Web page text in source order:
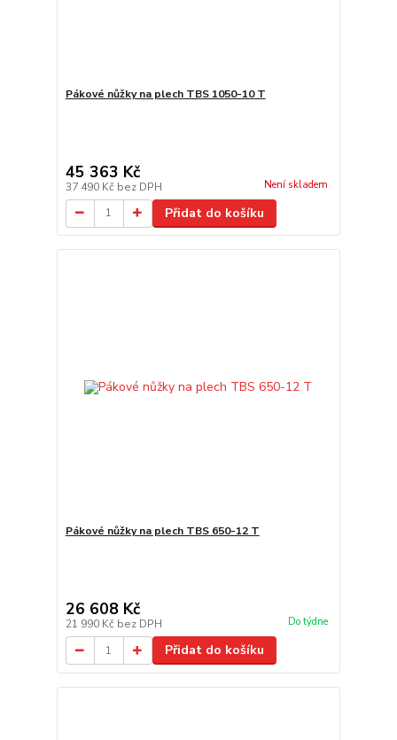
Pákové nůžky na plech TBS 1050-10 T
45 363 Kč
37 490 Kč bez DPH Není skladem
Přidat do košíku
Pákové nůžky na plech TBS 650-12 T
26 608 Kč
21 990 Kč bez DPH Do týdne
Přidat do košíku